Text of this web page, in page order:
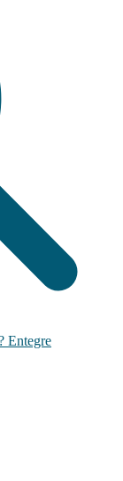
Entegre